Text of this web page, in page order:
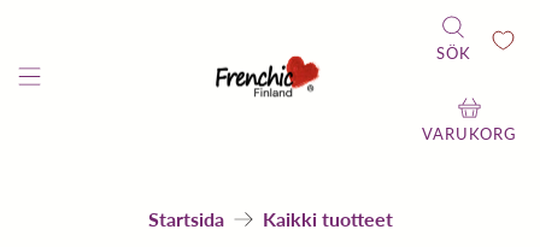
SÖK
VARUKORG
Startsida
Kaikki tuotteet